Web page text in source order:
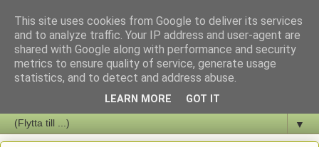
Staffars Seriers Blog
Vi skriver om serienyheter av alla de slag samt om vad som sker i
▼
This site uses cookies from Google to deliver its services
and to analyze traffic. Your IP address and user-agent are
shared with Google along with performance and security
metrics to ensure quality of service, generate usage
statistics, and to detect and address abuse.
LEARN MORE GOT IT